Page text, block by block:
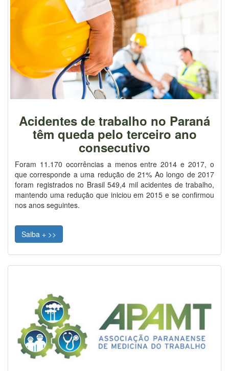
Acidentes de trabalho no Paraná
têm queda pelo terceiro ano
consecutivo
Foram 11.170 ocorrências a menos entre 2014 e 2017, o
que corresponde a uma redução de 21% Ao longo de 2017
foram registrados no Brasil 549,4 mil acidentes de trabalho,
mantendo uma redução que iniciou em 2015 e se confirmou
nos anos seguintes.
Saiba + >>